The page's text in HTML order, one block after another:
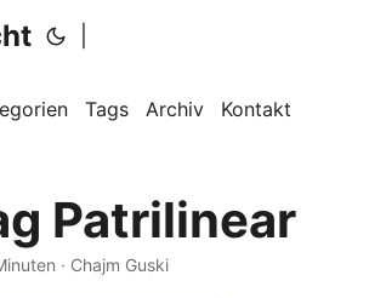
Tags Archiv Kontakt
Patrilinear
· Chajm Guski